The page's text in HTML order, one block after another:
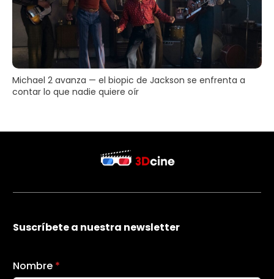
Michael 2 avanza — el biopic de Jackson se enfrenta a
contar lo que nadie quiere oír
Suscríbete a nuestra newsletter
Nombre *